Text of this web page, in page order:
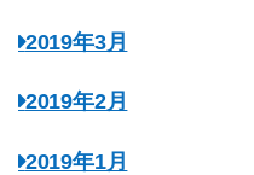
2019年3月
2019年2月
2019年1月